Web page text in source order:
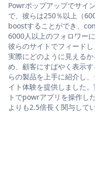
Powrポップアップでサ
で、彼らは250％以上（
boostすることができ、
6000人以上のフォロワー
彼らのサイトでフィード
実際にどのように見える
め、顧客にすばやく表示
らの製品を上手に紹介し
イト体験を提供しました
トでpowrアプリを操作し
よりも2.5倍長く関与して